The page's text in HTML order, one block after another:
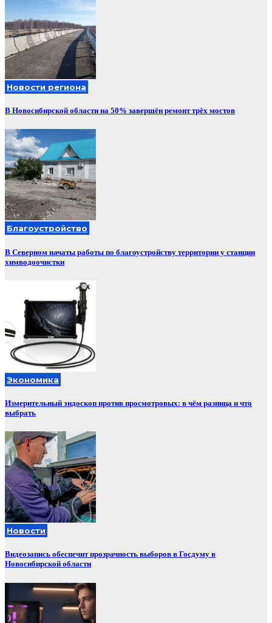
Новости региона
В Новосибирской области на 50% завершён ремонт трёх мостов
Благоустройство
В Северном начаты работы по благоустройству территории у станции
химводоочистки
Экономика
Измерительный эндоскоп против просмотровых: в чём разница и что
выбрать
Новости
Видеозапись обеспечит прозрачность выборов в Госдуму в
Новосибирской области